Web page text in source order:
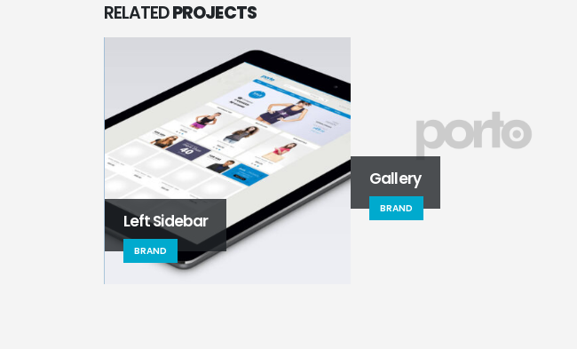
RELATEDPROJECTS
Left Sidebar
BRAND
Gallery
BRAND